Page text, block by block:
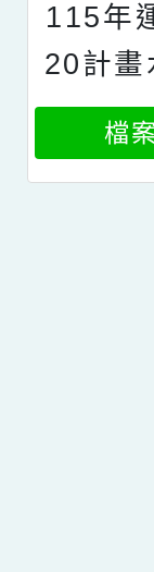
115年
20計畫
活動划
及sup
檔